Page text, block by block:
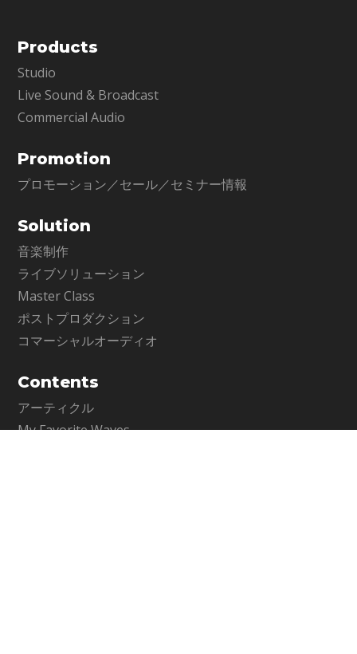
Products
Studio
Live Sound & Broadcast
Commercial Audio
Promotion
プロモーション／セール／セミナー情報
Solution
音楽制作
ライブソリューション
Master Class
ポストプロダクション
コマーシャルオーディオ
Contents
アーティクル
My Favorite Waves